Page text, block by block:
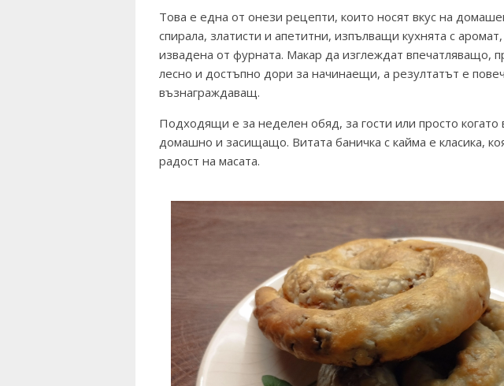
Това е една от онези рецепти, които носят вкус на
спирала, златисти и апетитни, изпълващи кухнята с
извадена от фурната. Макар да изглеждат впечатляващо,
лесно и достъпно дори за начинаещи, а резултатът е
възнаграждаващ.
Подходящи е за неделен обяд, за гости или просто когато
домашно и засищащо. Витата баничка с кайма е класика,
радост на масата.